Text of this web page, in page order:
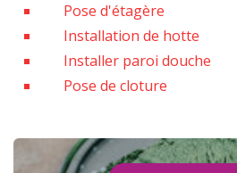
Pose d'étagère
Installation de hotte
Installer paroi douche
Pose de cloture